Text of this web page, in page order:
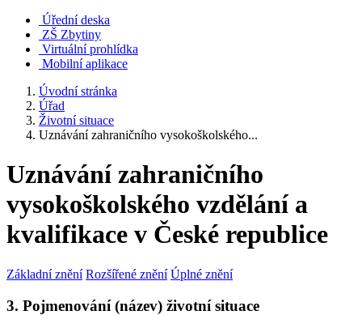
Úřední deska
ZŠ Zbytiny
Virtuální prohlídka
Mobilní aplikace
Úvodní stránka
Úřad
Životní situace
Uznávání zahraničního vysokoškolského...
Uznávání zahraničního
vysokoškolského vzdělání a
kvalifikace v České republice
Základní znění Rozšířené znění Úplné znění
3. Pojmenování (název) životní situace